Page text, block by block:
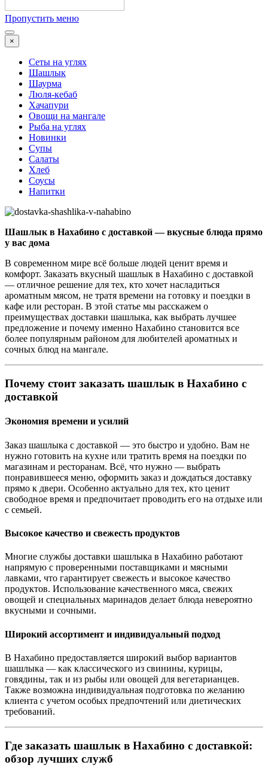
Пропустить меню
×
Сеты на углях
Шашлык
Шаурма
Люля-кебаб
Хачапури
Овощи на мангале
Рыба на углях
Новинки
Супы
Салаты
Хлеб
Соусы
Напитки
Шашлык в Нахабино с доставкой — вкусные блюда прямо
у вас дома
В современном мире всё больше людей ценит время и
комфорт. Заказать вкусный шашлык в Нахабино с доставкой
— отличное решение для тех, кто хочет насладиться
ароматным мясом, не тратя времени на готовку и поездки в
кафе или ресторан. В этой статье мы расскажем о
преимуществах доставки шашлыка, как выбрать лучшее
предложение и почему именно Нахабино становится все
более популярным районом для любителей ароматных и
сочных блюд на мангале.
Почему стоит заказать шашлык в Нахабино с
доставкой
Экономия времени и усилий
Заказ шашлыка с доставкой — это быстро и удобно. Вам не
нужно готовить на кухне или тратить время на поездки по
магазинам и ресторанам. Всё, что нужно — выбрать
понравившееся меню, оформить заказ и дождаться доставку
прямо к двери. Особенно актуально для тех, кто ценит
свободное время и предпочитает проводить его на отдыхе или
с семьей.
Высокое качество и свежесть продуктов
Многие службы доставки шашлыка в Нахабино работают
напрямую с проверенными поставщиками и мясными
лавками, что гарантирует свежесть и высокое качество
продуктов. Использование качественного мяса, свежих
овощей и специальных маринадов делает блюда невероятно
вкусными и сочными.
Широкий ассортимент и индивидуальный подход
В Нахабино предоставляется широкий выбор вариантов
шашлыка — как классического из свинины, курицы,
говядины, так и из рыбы или овощей для вегетарианцев.
Также возможна индивидуальная подготовка по желанию
клиента с учетом особых предпочтений или диетических
требований.
Где заказать шашлык в Нахабино с доставкой:
обзор лучших служб